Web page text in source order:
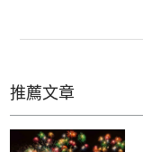
推薦文章